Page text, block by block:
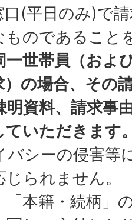
口(平日のみ)で
ものであること
一世帯員（およ
）の場合、その
明資料、請求事
ていただきます
バシーの侵害等
られません。
「本籍・続柄」